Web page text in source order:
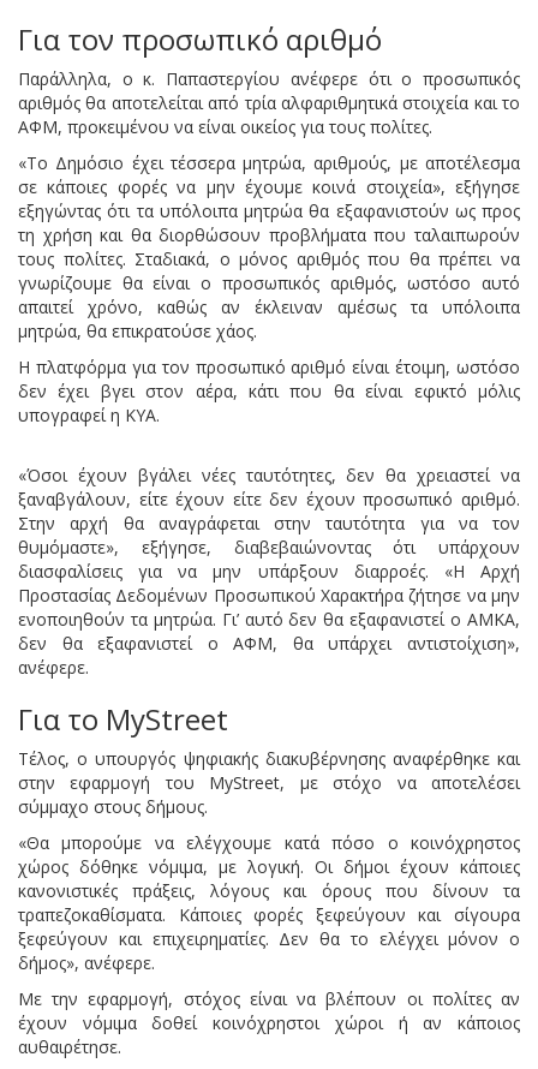
Για τον προσωπικό αριθμό
Παράλληλα, ο κ. Παπαστεργίου ανέφερε ότι ο προσωπικός
αριθμός θα αποτελείται από τρία αλφαριθμητικά στοιχεία και το
ΑΦΜ, προκειμένου να είναι οικείος για τους πολίτες.
«Το Δημόσιο έχει τέσσερα μητρώα, αριθμούς, με αποτέλεσμα
σε κάποιες φορές να μην έχουμε κοινά στοιχεία», εξήγησε
εξηγώντας ότι τα υπόλοιπα μητρώα θα εξαφανιστούν ως προς
τη χρήση και θα διορθώσουν προβλήματα που ταλαιπωρούν
τους πολίτες. Σταδιακά, ο μόνος αριθμός που θα πρέπει να
γνωρίζουμε θα είναι ο προσωπικός αριθμός, ωστόσο αυτό
απαιτεί χρόνο, καθώς αν έκλειναν αμέσως τα υπόλοιπα
μητρώα, θα επικρατούσε χάος.
Η πλατφόρμα για τον προσωπικό αριθμό είναι έτοιμη, ωστόσο
δεν έχει βγει στον αέρα, κάτι που θα είναι εφικτό μόλις
υπογραφεί η ΚΥΑ.
«Όσοι έχουν βγάλει νέες ταυτότητες, δεν θα χρειαστεί να
ξαναβγάλουν, είτε έχουν είτε δεν έχουν προσωπικό αριθμό.
Στην αρχή θα αναγράφεται στην ταυτότητα για να τον
θυμόμαστε», εξήγησε, διαβεβαιώνοντας ότι υπάρχουν
διασφαλίσεις για να μην υπάρξουν διαρροές. «Η Αρχή
Προστασίας Δεδομένων Προσωπικού Χαρακτήρα ζήτησε να μην
ενοποιηθούν τα μητρώα. Γι’ αυτό δεν θα εξαφανιστεί ο ΑΜΚΑ,
δεν θα εξαφανιστεί ο ΑΦΜ, θα υπάρχει αντιστοίχιση»,
ανέφερε.
Για το MyStreet
Τέλος, ο υπουργός ψηφιακής διακυβέρνησης αναφέρθηκε και
στην εφαρμογή του MyStreet, με στόχο να αποτελέσει
σύμμαχο στους δήμους.
«Θα μπορούμε να ελέγχουμε κατά πόσο ο κοινόχρηστος
χώρος δόθηκε νόμιμα, με λογική. Οι δήμοι έχουν κάποιες
κανονιστικές πράξεις, λόγους και όρους που δίνουν τα
τραπεζοκαθίσματα. Κάποιες φορές ξεφεύγουν και σίγουρα
ξεφεύγουν και επιχειρηματίες. Δεν θα το ελέγχει μόνον ο
δήμος», ανέφερε.
Με την εφαρμογή, στόχος είναι να βλέπουν οι πολίτες αν
έχουν νόμιμα δοθεί κοινόχρηστοι χώροι ή αν κάποιος
αυθαιρέτησε.